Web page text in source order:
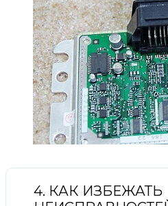
4. КАК ИЗБЕЖАТЬ